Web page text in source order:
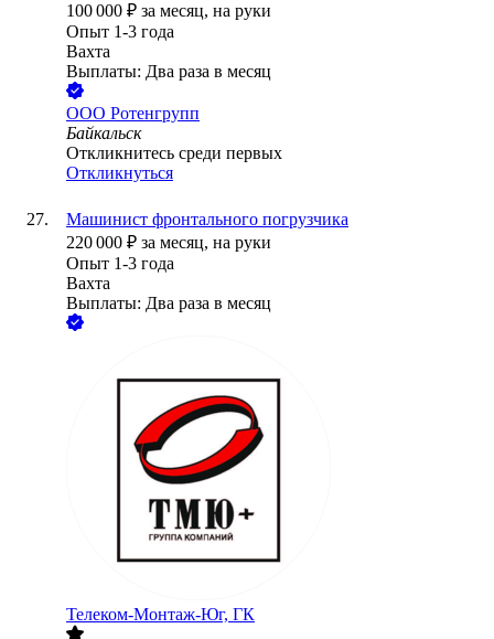
100 000 ₽ за месяц, на руки
Опыт 1-3 года
Вахта
Выплаты: Два раза в месяц
ООО Ротенгрупп
Байкальск
Откликнитесь среди первых
Откликнуться
Машинист фронтального погрузчика
220 000 ₽ за месяц, на руки
Опыт 1-3 года
Вахта
Выплаты: Два раза в месяц
Телеком-Монтаж-Юг, ГК